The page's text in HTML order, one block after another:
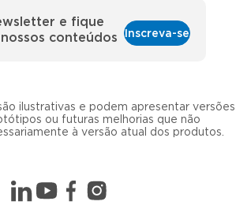
ilustrativas e podem apresentar versões
ou futuras melhorias que não
à versão atual dos produtos.
e fique
conteúdos
Inscreva-se